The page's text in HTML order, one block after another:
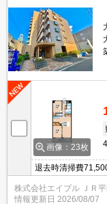
画像：23枚
退去時清掃費
飼育の場合、消臭
ベーターあり。
株式会社エイブル ＪＲ
情報更新日 2026/08/07